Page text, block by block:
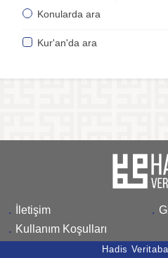
Konularda ara
Kur'an'da ara
. İletişim .
. Kullanım Koşulları
Hadis